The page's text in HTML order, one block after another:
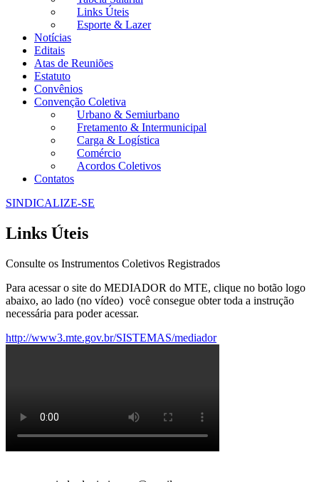
Links Úteis
Esporte & Lazer
Notícias
Editais
Atas de Reuniões
Estatuto
Convênios
Convenção Coletiva
Urbano & Semiurbano
Fretamento & Intermunicipal
Carga & Logística
Comércio
Acordos Coletivos
Contatos
SINDICALIZE-SE
Links Úteis
Consulte os Instrumentos Coletivos Registrados
Para acessar o site do MEDIADOR do MTE, clique no botão logo
abaixo, ao lado (no vídeo) você consegue obter toda a instrução
necessária para poder acessar.
http://www3.mte.gov.br/SISTEMAS/mediador